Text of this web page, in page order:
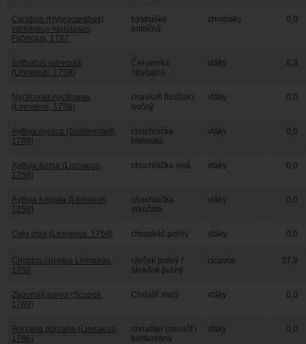
Carabus (Hygrocarabus)
variolosus variolosus
Fabricius, 1787
bystruška
potočná
chrobáky 0,0
Erithacus rubecula
(Linnaeus, 1758)
Červienka
obyčajná
vtáky 8,3
Nycticorax nycticorax
(Linnaeus, 1758)
chavkoš (bučiak)
nočný
vtáky 0,0
Aythya nyroca (Guldenstadt,
1769)
chochlačka
bielooká
vtáky 0,0
Aythya ferina (Linnaeus,
1758)
chochlačka sivá vtáky 0,0
Aythya fuligula (Linnaeus,
1758)
chochlačka
vrkočatá
vtáky 0,0
Crex crex (Linnaeus, 1758) chrapkáč poľný vtáky 0,0
Cricetus cricetus Linnaeus,
1758
chrček poľný /
škrečok poľný
cicavce 37,9
Zapornia parva (Scopoli,
1769)
Chriašť malý vtáky 0,0
Porzana porzana (Linnaeus,
1766)
chriašteľ (chriašť)
bodkovaný
vtáky 0,0